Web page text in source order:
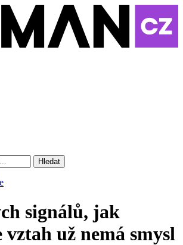
Hledat
signálů, jak
vztah už nemá smysl